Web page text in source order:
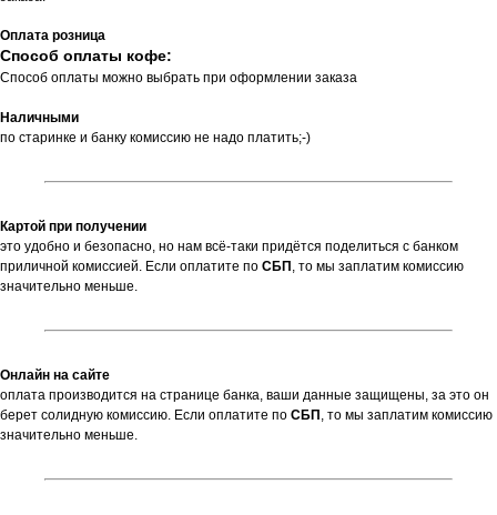
Оплата розница
Способ оплаты кофе:
Способ оплаты можно выбрать при оформлении заказа
Наличными
по старинке и банку комиссию не надо платить;-)
Картой при получении
это удобно и безопасно, но нам всё-таки придётся поделиться с банком
приличной комиссией. Если оплатите по СБП , то мы заплатим комиссию
значительно меньше.
Онлайн на сайте
оплата производится на странице банка, ваши данные защищены, за это он
берет солидную комиссию. Если оплатите по СБП , то мы заплатим комиссию
значительно меньше.